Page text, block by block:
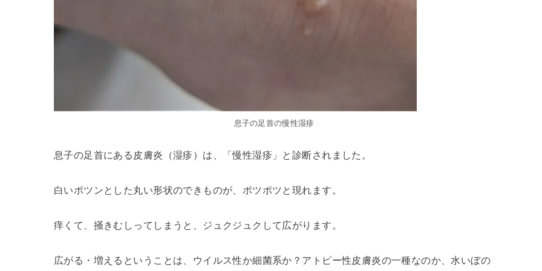
息子の足首の慢性湿疹
息子の足首にある皮膚炎（湿疹）は、「慢性湿疹」と診断されました。
白いポツンとした丸い形状のできものが、ポツポツと現れます。
痒くて、掻きむしってしまうと、ジュクジュクして広がります。
広がる・増えるということは、ウイルス性か細菌系か？アトピー性皮膚炎の一種なのか、水いぼの